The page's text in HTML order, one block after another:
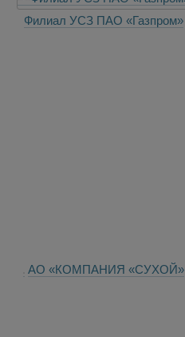
Филиал УСЗ ПАО «Газпром»
АО «КОМПАНИЯ «СУХОЙ»